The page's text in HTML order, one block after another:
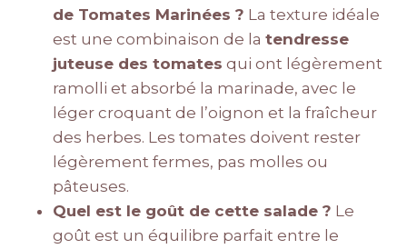
de Tomates Marinées ? La texture idéale
est une combinaison de la tendresse
juteuse des tomates qui ont légèrement
ramolli et absorbé la marinade, avec le
léger croquant de l’oignon et la fraîcheur
des herbes. Les tomates doivent rester
légèrement fermes, pas molles ou
pâteuses.
Quel est le goût de cette salade ? Le
goût est un équilibre parfait entre le